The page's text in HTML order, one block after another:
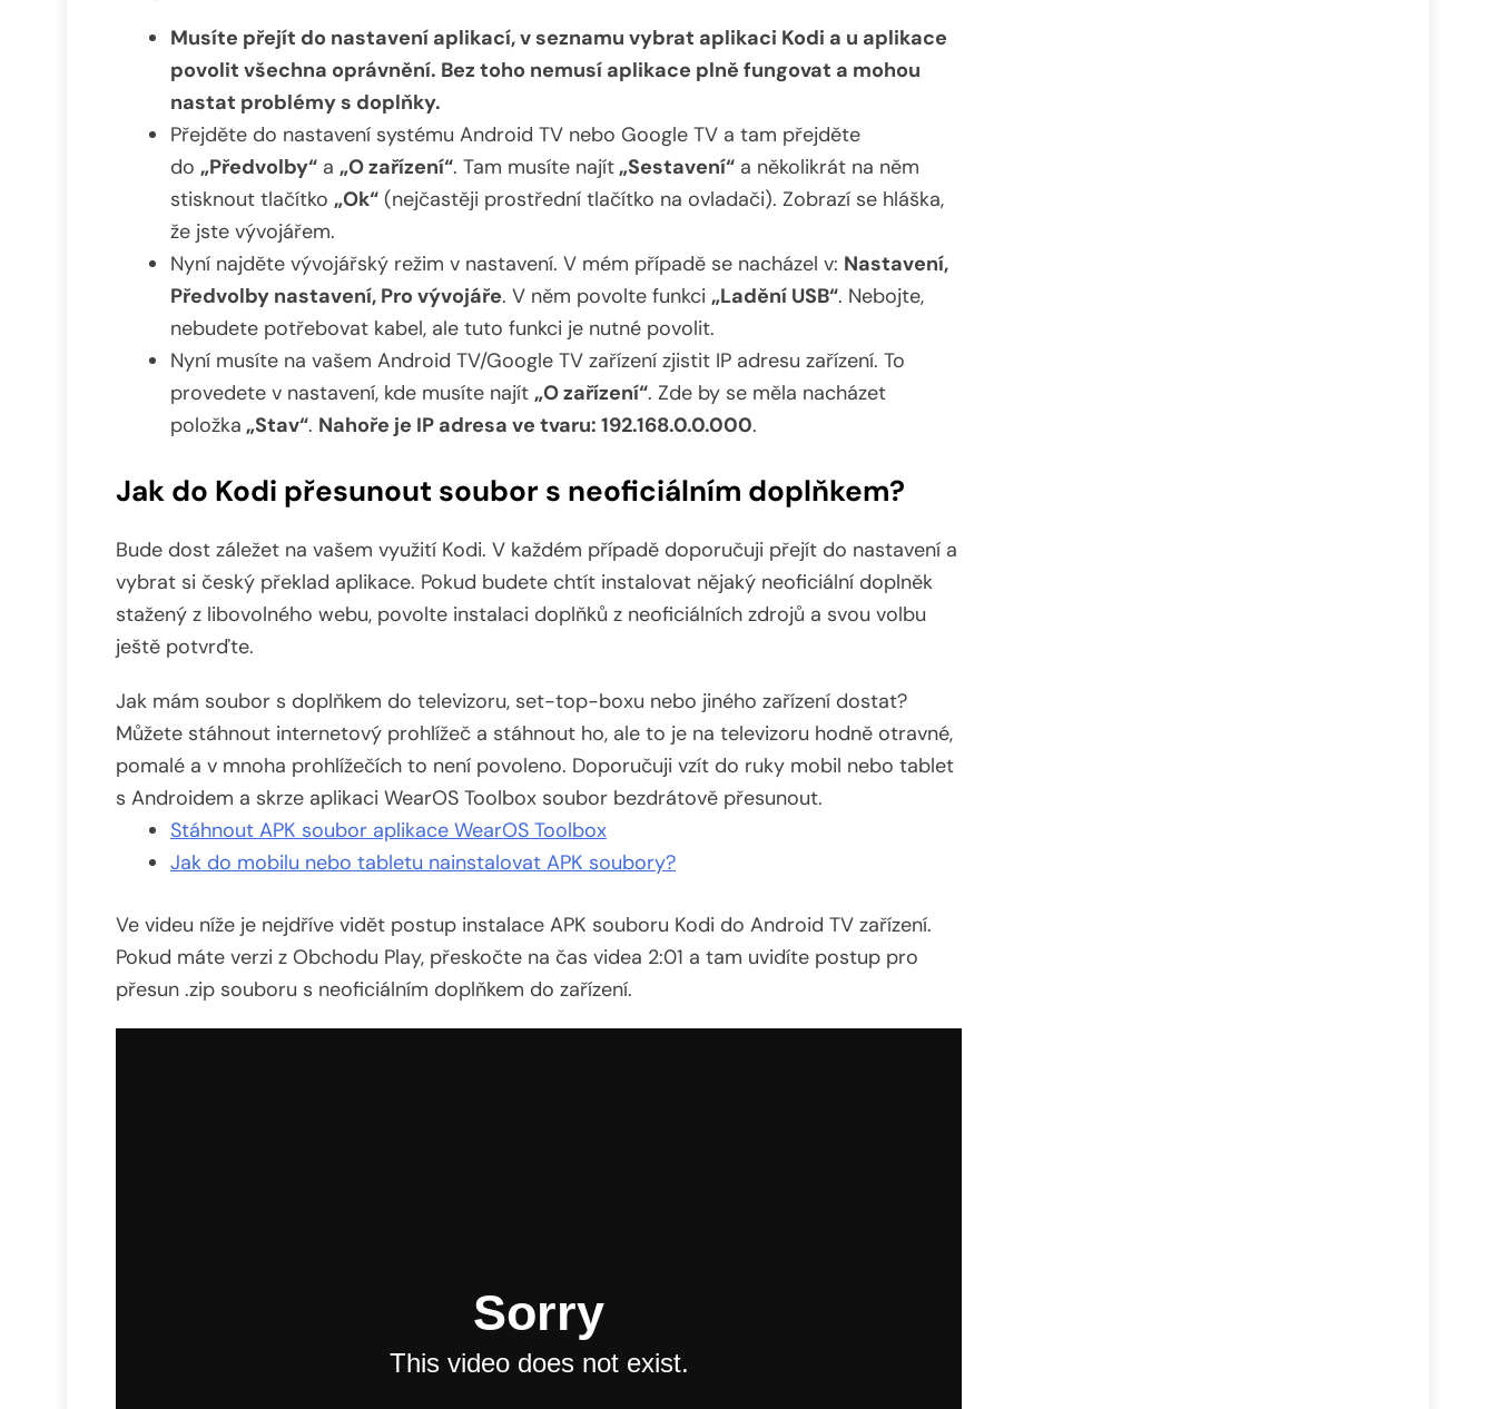
Musíte přejít do nastavení aplikací, v seznamu vybrat aplikaci Kodi a u aplikace
povolit všechna oprávnění. Bez toho nemusí aplikace plně fungovat a mohou
nastat problémy s doplňky.
Přejděte do nastavení systému Android TV nebo Google TV a tam přejděte
do „Předvolby“ a „O zařízení“. Tam musíte najít„Sestavení“ a několikrát na něm
stisknout tlačítko „Ok“ (nejčastěji prostřední tlačítko na ovladači). Zobrazí se hláška,
že jste vývojářem.
Nyní najděte vývojářský režim v nastavení. V mém případě se nacházel v: Nastavení,
Předvolby nastavení, Pro vývojáře. V něm povolte funkci „Ladění USB“. Nebojte,
nebudete potřebovat kabel, ale tuto funkci je nutné povolit.
Nyní musíte na vašem Android TV/Google TV zařízení zjistit IP adresu zařízení. To
provedete v nastavení, kde musíte najít „O zařízení“. Zde by se měla nacházet
položka „Stav“. Nahoře je IP adresa ve tvaru: 192.168.0.0.000.
Jak do Kodi přesunout soubor s neoficiálním doplňkem?
Bude dost záležet na vašem využití Kodi. V každém případě doporučuji přejít do nastavení a
vybrat si český překlad aplikace. Pokud budete chtít instalovat nějaký neoficiální doplněk
stažený z libovolného webu, povolte instalaci doplňků z neoficiálních zdrojů a svou volbu
ještě potvrďte.
Jak mám soubor s doplňkem do televizoru, set-top-boxu nebo jiného zařízení dostat?
Můžete stáhnout internetový prohlížeč a stáhnout ho, ale to je na televizoru hodně otravné,
pomalé a v mnoha prohlížečích to není povoleno. Doporučuji vzít do ruky mobil nebo tablet
s Androidem a skrze aplikaci WearOS Toolbox soubor bezdrátově přesunout.
Stáhnout APK soubor aplikace WearOS Toolbox
Jak do mobilu nebo tabletu nainstalovat APK soubory?
Ve videu níže je nejdříve vidět postup instalace APK souboru Kodi do Android TV zařízení.
Pokud máte verzi z Obchodu Play, přeskočte na čas videa 2:01 a tam uvidíte postup pro
přesun .zip souboru s neoficiálním doplňkem do zařízení.